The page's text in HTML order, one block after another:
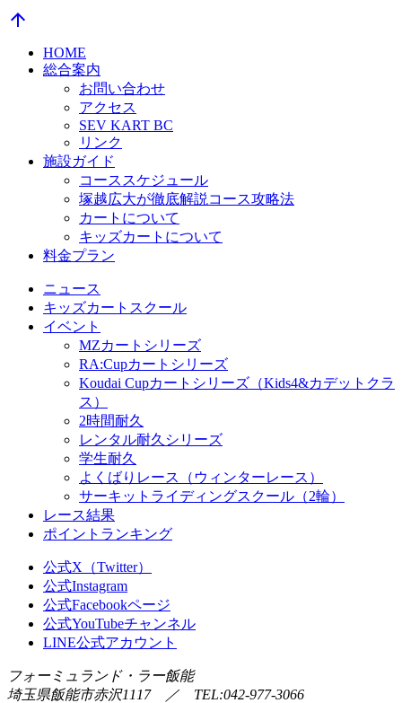
arrow_upward
HOME
総合案内
お問い合わせ
アクセス
SEV KART BC
リンク
施設ガイド
コーススケジュール
塚越広大が徹底解説コース攻略法
カートについて
キッズカートについて
料金プラン
ニュース
キッズカートスクール
イベント
MZカートシリーズ
RA:Cupカートシリーズ
Koudai Cupカートシリーズ（Kids4&カデットクラ
ス）
2時間耐久
レンタル耐久シリーズ
学生耐久
よくばりレース（ウィンターレース）
サーキットライディングスクール（2輪）
レース結果
ポイントランキング
公式X（Twitter）
公式Instagram
公式Facebookページ
公式YouTubeチャンネル
LINE公式アカウント
フォーミュランド・ラー飯能
埼玉県飯能市赤沢1117 ／ TEL:042-977-3066